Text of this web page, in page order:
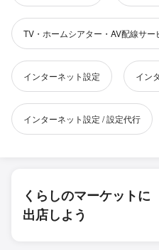
TV・ホームシアター・AV配線サー
インターネット設定 イン
インターネット設定 / 設定代行
くらしのマーケットに
出店しよう